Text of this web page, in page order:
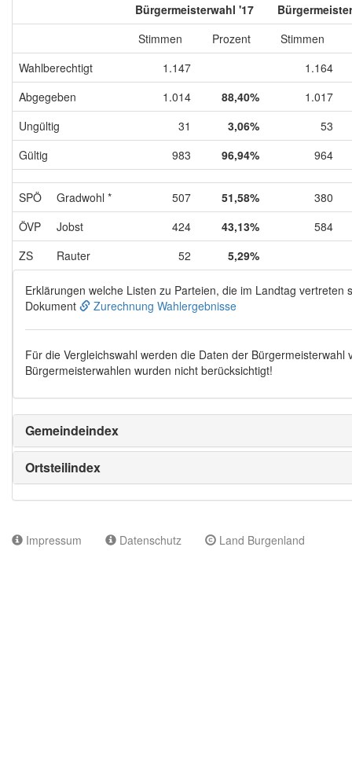
Bürgermeisterwahl '17
Stimmen
Prozent
Stimmen
Wahlberechtigt
1.147
1.164
Abgegeben
1.014 88,40%
1.017
Ungültig
31 3,06%
53
Gültig
983 96,94% 964
SPÖ Gradwohl * 507 51,58%
380
ÖVP
Jobst 424 43,13%
584
ZS
Rauter 52 5,29%
Erklärungen welche Listen zu Parteien, die im Landtag vertreten
Dokument
Zurechnung Wahlergebnisse
Für die Vergleichswahl werden die Daten der Bürgermeisterwahl
Bürgermeisterwahlen wurden nicht berücksichtigt!
Gemeindeindex
Ortsteilindex
Impressum Datenschutz Land Burgenland